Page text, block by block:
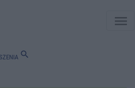
menu
search